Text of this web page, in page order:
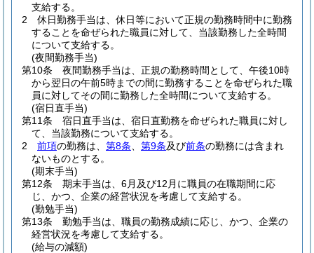
支給する。
2
休日勤務手当は、休日等において正規の勤務時間中に勤務
することを命ぜられた職員に対して、当該勤務した全時間
について支給する。
(夜間勤務手当)
第10条
夜間勤務手当は、正規の勤務時間として、午後10時
から翌日の午前5時までの間に勤務することを命ぜられた職
員に対してその間に勤務した全時間について支給する。
(宿日直手当)
第11条
宿日直手当は、宿日直勤務を命ぜられた職員に対し
て、当該勤務について支給する。
2
前項の勤務は、 第8条 第9条及び前条の勤務には含まれ
ないものとする。
(期末手当)
第12条
期末手当は、6月及び12月に職員の在職期間に応
じ、かつ、企業の経営状況を考慮して支給する。
(勤勉手当)
第13条
勤勉手当は、職員の勤務成績に応じ、かつ、企業の
経営状況を考慮して支給する。
(給与の減額)